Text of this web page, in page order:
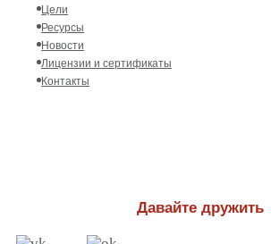
Цели
Ресурсы
Новости
Лицензии и сертификаты
Контакты
Давайте дружить